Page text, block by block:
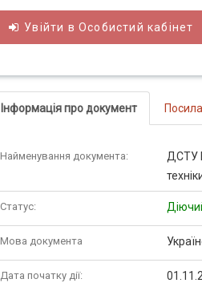
Увійти вОсобистий кабінет
Інформація про документ
Найменування документа:
ДСТУ
Статус:
Мова документа
Дата початку дії: